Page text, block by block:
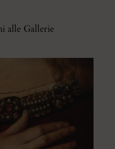
alle Gallerie